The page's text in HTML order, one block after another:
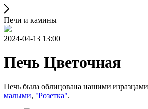
Печи и камины
2024-04-13 13:00
Печь Цветочная
Печь была облицована нашими изразцами
малыми, "Розетка".